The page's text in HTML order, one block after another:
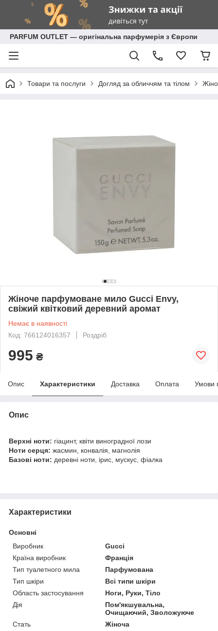
PARFUM OUTLET — оригінальна парфумерія з Європи
Товари та послуги Догляд за обличчям та тілом
Жіноче парфумоване мило Gucci Envy,
свіжий квітковий деревний аромат
Немає в наявності
Код: 766124016357
Роздріб
995 ₴
Опис Характеристики Доставка Оплата Умови
Опис
Верхні ноти: гіацинт, квіти виноградної лози
Ноти серця: жасмин, конвалія, магнолія
Базові ноти: деревні ноти, ірис, мускус, фіалка
Характеристики
Основні
Виробник
Gucci
Країна виробник
Франція
Тип туалетного мила
Парфумована
Тип шкіри
Всі типи шкіри
Область застосування
Ноги, Руки, Тіло
Дія
Пом'якшувальна,
Очищаючий, Зволожуюче
Стать
Жіноча